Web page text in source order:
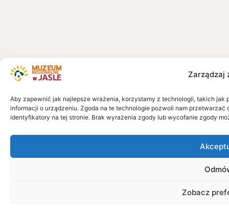
Zarządzaj
Aby zapewnić jak najlepsze wrażenia, korzystamy z technologii, takich
informacji o urządzeniu. Zgoda na te technologie pozwoli nam
identyfikatory na tej stronie. Brak wyrażenia zgody lub wycofanie zgody
Zobacz